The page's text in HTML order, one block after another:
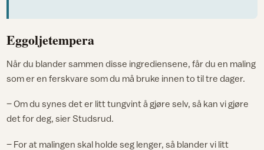
Eggoljetempera
Når du blander sammen disse ingrediensene, får du en maling
som er en ferskvare som du må bruke innen to til tre dager.
– Om du synes det er litt tungvint å gjøre selv, så kan vi gjøre
det for deg, sier Studsrud.
– For at malingen skal holde seg lenger, så blander vi litt